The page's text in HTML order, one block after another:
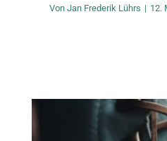
Von Jan Frederik Lührs | 12.